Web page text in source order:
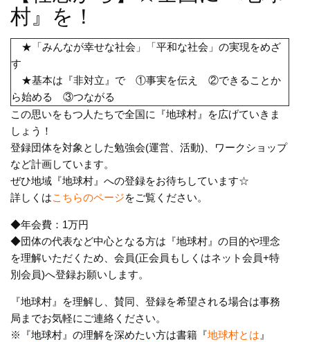
村』を！
★「みんなが幸せな社会」「平和な社会」の実現をめざ
す
★基本は『非対立』で ①事実を伝え ②できることか
ら始める ③つながる
この思いをもつ人たちで全国に『地球村』を広げていきま
しょう！
登録団体を対象とした勉強会(運営、活動)、ワークショップ
など計画しています。
ぜひ地域『地球村』への登録をお待ちしています☆
詳しくはこちらのページをご覧ください。
◆年会費：1万円
◆団体の代表など中心となる方は『地球村』の目的や理念
を理解いただくため、会員(正会員もしくはネット会員+特
別会員)へ登録お願いします。
『地球村』を理解し、賛同、登録を希望される場合は事務
局までお気軽にご連絡ください。
※『地球村』の理解を深めたい方は書籍『地球村とは 』